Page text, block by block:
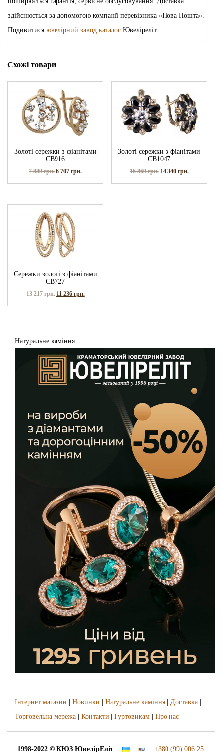
здійснюється за допомогою компанії перевізника «Нова Пошта».
Подивитися ювелірний завод каталог Ювеліреліт.
Схожі товари
Золоті сережки з фіанітами
СВ916
7 889грн. 6 707грн.
Золоті сережки з фіанітами
СВ1047
16 869грн. 14 340 грн.
Сережки золоті з фіанітами
СВ727
13 217грн. 11 236 грн.
Натуральне каміння
Інтернет магазин Новинки Натуральне каміння Доставка
Торговельна мережа
Контакти Гуртовикам Про нас
1998-2022 © КЮЗ ЮвелірЕліт +380 (99) 006 25